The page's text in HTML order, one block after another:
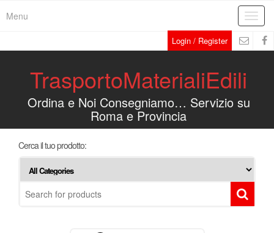
Menu
Login / Register
TrasportoMaterialiEdili
Ordina e Noi Consegniamo… Servizio su
Roma e Provincia
Cerca il tuo prodotto: